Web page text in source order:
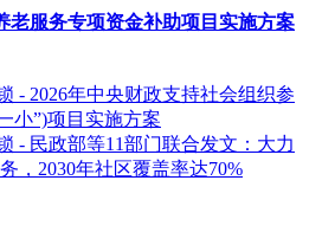
老服务专项资金补助项目实施方案
- 2026年中央财政支持社会组织参
小”)项目实施方案
- 民政部等11部门联合发文：大力
，2030年社区覆盖率达70%